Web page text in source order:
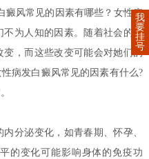
癜风常见的因素有哪些？女性病
为人知的因素。随着社会的发
，而这些改变可能会对她们的
病发白癜风常见的因素有什么?
泌变化，如青春期、怀孕、
的变化可能影响身体的免疫功
我
要
挂
号